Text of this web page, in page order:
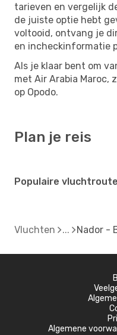
tarieven en vergelijk
de juiste optie hebt
voltooid, ontvang je
en incheckinformatie
Als je klaar bent om
met Air Arabia Maroc,
op Opodo.
Plan je reis
Populaire
Vluchten Nador -
Algemene